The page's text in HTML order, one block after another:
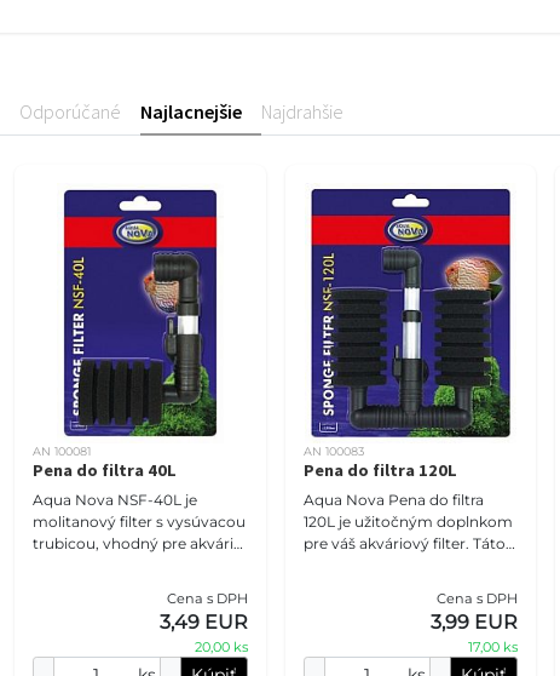
Odporúčané Najlacnejšie Najdrahšie
AN 100081
Pena do filtra 40L
Aqua Nova NSF-40L je
molitanový filter s vysúvacou
trubicou, vhodný pre akvária
filtráciu. Stačí ho pr
Cena s DPH
3,49 EUR
20,00 ks
AN 100083
Pena do filtra 120L
Aqua Nova Pena do filtra
120L je užitočným doplnkom
pre váš akváriový filter. Táto
Cena s DPH
3,99 EUR
17,00 ks